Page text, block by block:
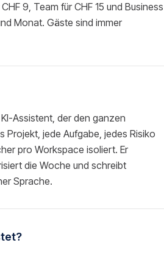
9, Team für CHF 15 und Business
Monat. Gäste sind immer
Assistent, der den ganzen
jede Aufgabe, jedes Risiko
pro Workspace isoliert. Er
die Woche und schreibt
Sprache.